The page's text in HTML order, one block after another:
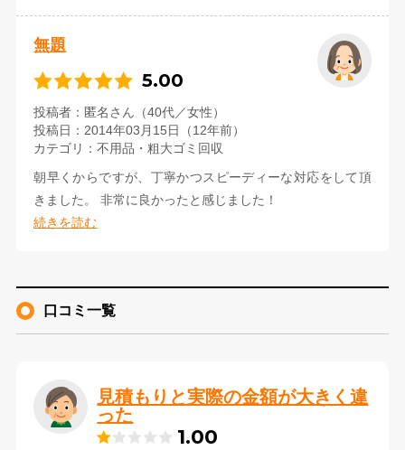
無題
5.00
投稿者
匿名さん（40代／女性）
投稿日
2014年03月15日（12年前）
カテゴリ
不用品・粗大ゴミ回収
朝早くからですが、丁寧かつスピーディーな対応をして頂
きました。 非常に良かったと感じました！
続きを読む
口コミ一覧
見積もりと実際の金額が大きく違
った
1.00